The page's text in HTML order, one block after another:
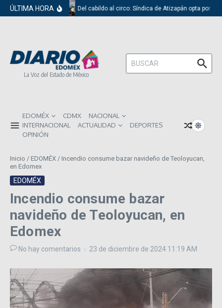
Saltar al contenido
ÚLTIMA HORA Del cabildo al circo: Síndica de Atizapán opta por el
La Voz del Estado de México
Buscar:
EDOMÉX CDMX
NACIONAL
INTERNACIONAL
ACTUALIDAD
DEPORTES
OPINIÓN
Inicio / EDOMÉX / Incendio consume bazar navideño de Teoloyucan,
en Edomex
EDOMÉX
Incendio consume bazar
navideño de Teoloyucan, en
Edomex
No hay comentarios 23 de diciembre de 2024 11:19 AM